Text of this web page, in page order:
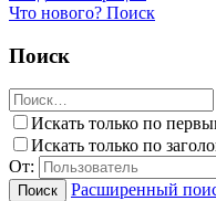
Что нового? Поиск
Поиск
Искать только по
Искать только по
От:
Поиск
Расширенный